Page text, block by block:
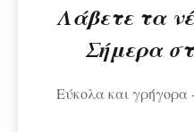
Λάβετε τα
Σήμερα
Εύκολα και γρήγορα